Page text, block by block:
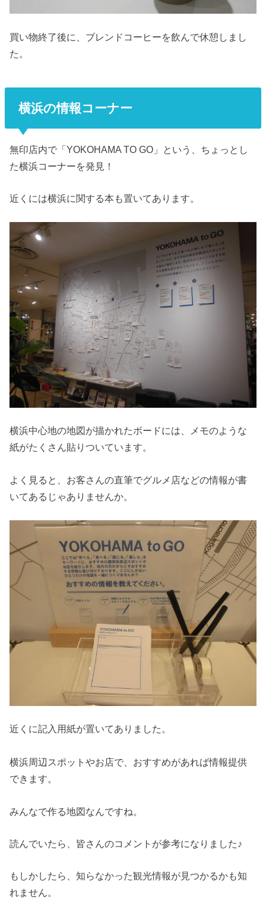
買い物終了後に、ブレンドコーヒーを飲んで休憩しまし
た。
横浜の情報コーナー
無印店内で「YOKOHAMA TO GO」という、ちょっとし
た横浜コーナーを発見！
近くには横浜に関する本も置いてあります。
横浜中心地の地図が描かれたボードには、メモのような
紙がたくさん貼りついています。
よく見ると、お客さんの直筆でグルメ店などの情報が書
いてあるじゃありませんか。
近くに記入用紙が置いてありました。
横浜周辺スポットやお店で、おすすめがあれば情報提供
できます。
みんなで作る地図なんですね。
読んでいたら、皆さんのコメントが参考になりました♪
もしかしたら、知らなかった観光情報が見つかるかも知
れません。